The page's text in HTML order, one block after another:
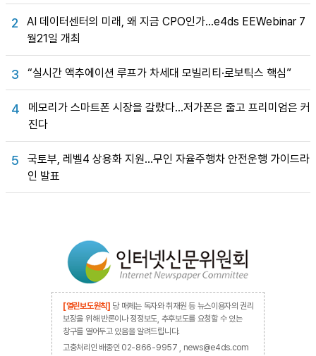
2
AI 데이터센터의 미래, 왜 지금 CPO인가…e4ds EEWebinar 7
월21일 개최
3 “실시간 액추에이션 루프가 차세대 모빌리티·로보틱스 핵심”
4
메모리가 스마트폰 시장을 갈랐다…저가폰은 줄고 프리미엄은 커
진다
5
국토부, 레벨4 상용화 지원…무인 자율주행차 안전운행 가이드라
인 발표
[열린보도원칙] 당 매체는 독자와 취재원 등 뉴스이용자의 권리
보장을 위해 반론이나 정정보도, 추후보도를 요청할 수 있는
창구를 열어두고 있음을 알려드립니다.
고충처리인 배종인 02-866-9957 , news@e4ds.com